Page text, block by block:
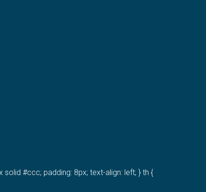
#ccc; padding: 8px; text-align: left; } th {